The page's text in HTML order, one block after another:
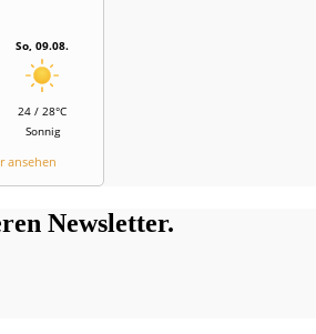
So, 09.08.
24 / 28°C
Sonnig
ansehen
Newsletter.